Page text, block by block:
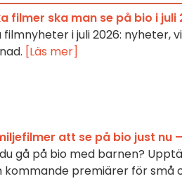
filmer ska man se på bio i juli
filmnyheter i juli 2026: nyheter,
[Läs mer]
att se på bio just nu
gå på bio med barnen?
kommande premiärer för små